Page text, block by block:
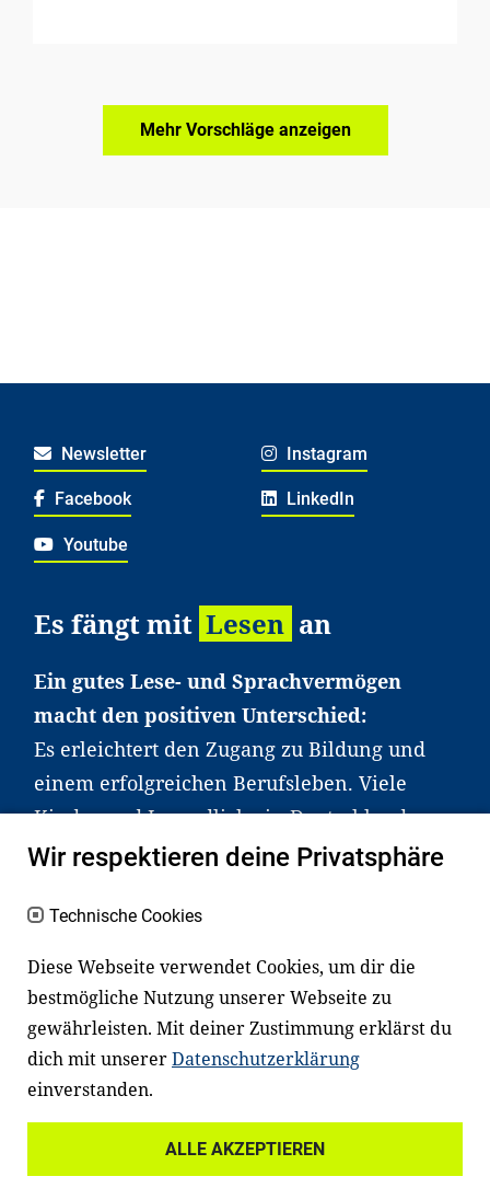
Mehr Vorschläge anzeigen
Newsletter Instagram
Facebook LinkedIn
Youtube
Es fängt mit Lesen an
Ein gutes Lese- und Sprachvermögen
macht den positiven Unterschied:
Es erleichtert den Zugang zu Bildung und
einem erfolgreichen Berufsleben. Viele
Kinder und Jugendliche in Deutschland
haben aber große Schwierigkeiten dabei.
an Familien sowie an Erzieher*innen,
Fachexpert*innen. Dafür arbeiten wir eng
mit Ministerien, wissenschaftlichen
Einrichtungen, Verbänden, Unternehmen
und anderen Stiftungen zusammen.
Wir respektieren deine Privatsphäre
Technische Cookies
Diese Webseite verwendet Cookies, um dir die
bestmögliche Nutzung unserer Webseite zu
gewährleisten. Mit deiner Zustimmung erklärst du
dich mit unsererDatenschutzerklärung
einverstanden.
ALLE AKZEPTIEREN